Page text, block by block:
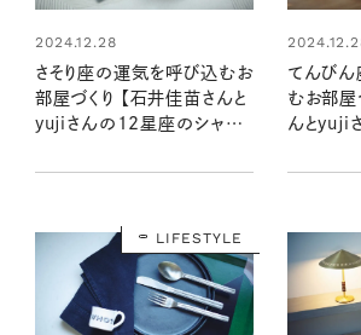
2024.12.28
さそり座の運気を呼び込むお
部屋づくり 【石井佳苗さんと
yujiさんの12星座のシャド
てんび
むお部屋
んとyuji
ア】
LIFESTYLE